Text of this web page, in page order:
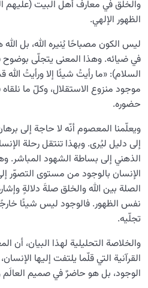
والخلق في معارف أهل البيت (عليهم
الظهور الإلهي.
ليس الكون مصباحًا يُنيره الله، بل الله
في ضيائه. وهذا المعنى يتجلّى بوضوح
السلام): «ما رأيتُ شيئًا إلا ورأيتُ
موجود منزوع الاستقلال، وكلّ ما
حضوره.
ويعلّمنا المعصوم أنّه لا حاجة إلى
إلى دليل ليُرى. وبهذا تنتقل رحلة
الذهني إلى بساطة الشهود المباشر.
الإنسان بالوجود من مستوى التصوّر
الصلة بين الله والخلق صلةَ دلالةٍ
نفس الظهور. فالوجود ليس شيئًا
تجلّيه.
والخلاصة التحليلية لهذا البيان،
القرآنیة التي قلّما يلتفت إليها
الوجود، بل هو حاضرٌ في صميم العالَم